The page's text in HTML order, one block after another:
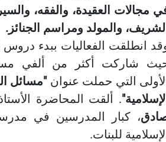
مجالات العقيدة، والفقه،
والمولد ومراسم الجنائز.
انطلقت الفعاليات ببدء دروس
شاركت أكثر من ألفي
التي حملت عنوان"مسائل
. ألقت المحاضرة
، كبار المدرسين في
للبنات.